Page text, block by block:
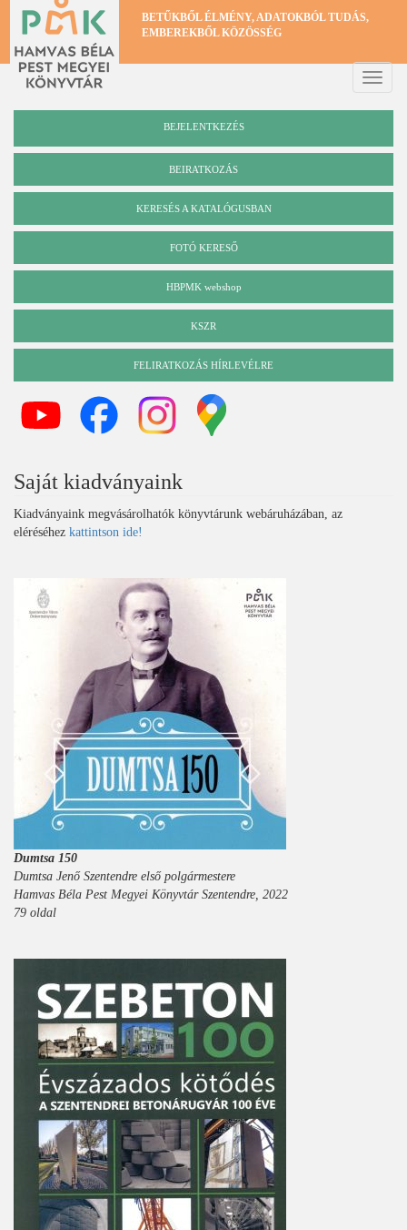
Ugrás
tartalomra
BETŰKBŐL ÉLMÉNY, ADATOKBÓL TUDÁS,
EMBEREKBŐL KÖZÖSSÉG
Toggle
BEJELENTKEZÉS
BEIRATKOZÁS
Katalógus
KERESÉS A KATALÓGUSBAN
FOTÓ KERESŐ
HBPMK webshop
KSZR
FELIRATKOZÁS HÍRLEVÉLRE
Saját kiadványaink
Kiadványaink megvásárolhatók könyvtárunk webáruházában, az
eléréséhez kattintson ide!
Dumtsa 150
Dumtsa Jenő Szentendre első polgármestere
Hamvas Béla Pest Megyei Könyvtár Szentendre, 2022
79 oldal